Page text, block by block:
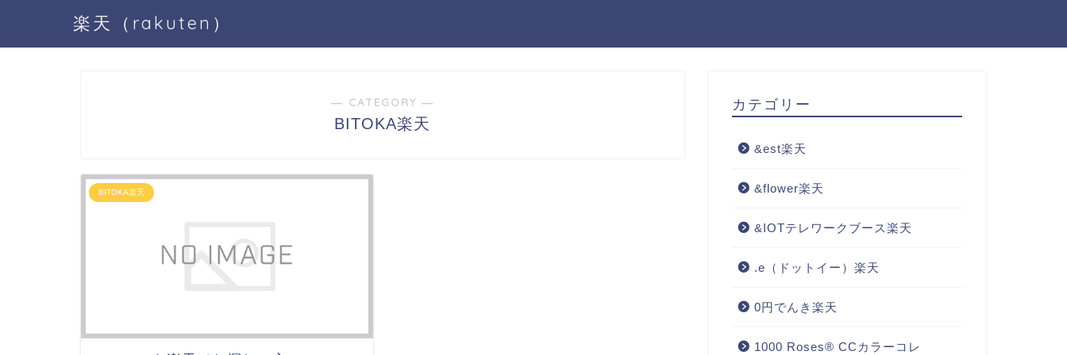
楽天（rakuten）
― CATEGORY ―
BITOKA楽天
BITOKA楽天
カテゴリー
&est楽天
&flower楽天
&IOTテレワークブース楽天
.e（ドットイー）楽天
0円でんき楽天
1000 Roses® CCカラーコレ